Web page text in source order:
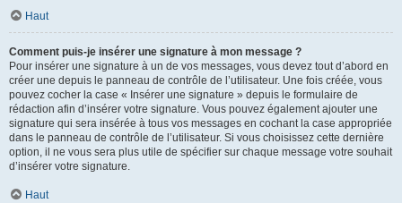
Haut
Comment puis-je insérer une signature à mon message ?
Pour insérer une signature à un de vos messages, vous devez tout d’abord en
créer une depuis le panneau de contrôle de l’utilisateur. Une fois créée, vous
pouvez cocher la case « Insérer une signature » depuis le formulaire de
rédaction afin d’insérer votre signature. Vous pouvez également ajouter une
signature qui sera insérée à tous vos messages en cochant la case appropriée
dans le panneau de contrôle de l’utilisateur. Si vous choisissez cette dernière
option, il ne vous sera plus utile de spécifier sur chaque message votre souhait
d’insérer votre signature.
Haut